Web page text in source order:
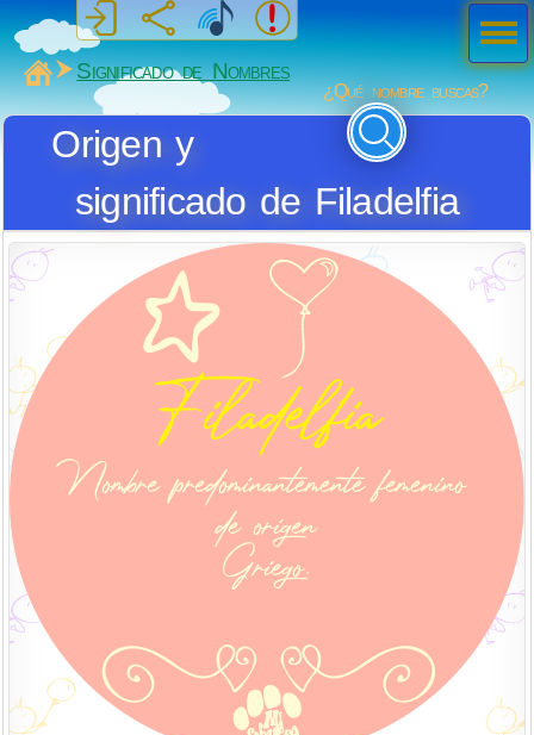
MiSabueso
Significado de Nombres
¿Qué nombre buscas?
Origen y
significado de Filadelfia
Men
ú